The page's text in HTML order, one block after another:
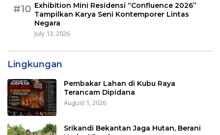
#10 Exhibition Mini Residensi “Confluence 2026”
Tampilkan Karya Seni Kontemporer Lintas
Negara
July 13, 2026
Lingkungan
Pembakar Lahan di Kubu Raya
Terancam Dipidana
August 1, 2026
Srikandi Bekantan Jaga Hutan, Berani